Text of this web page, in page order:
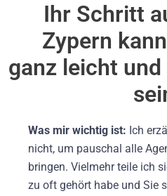
Ihr Schritt
Zypern
ganz leicht
Was mir wichtig ist: Ich
nicht, um pauschal alle
bringen. Vielmehr teile ich
zu oft gehört habe und Sie